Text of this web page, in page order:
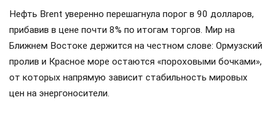
Нефть Brent уверенно перешагнула порог в 90 долларов,
прибавив в цене почти 8% по итогам торгов. Мир на
Ближнем Востоке держится на честном слове: Ормузский
пролив и Красное море остаются «пороховыми бочками»,
от которых напрямую зависит стабильность мировых
цен на энергоносители.